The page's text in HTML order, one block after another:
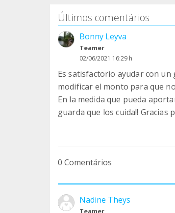
Últimos comentários
Bonny Leyva
Teamer
02/06/2021 16:29 h
Es satisfactorio ayudar con
modificar el monto para que
En la medida que pueda
guarda que los cuida!! Gracias
0 Comentários
Nadine Theys
Teamer